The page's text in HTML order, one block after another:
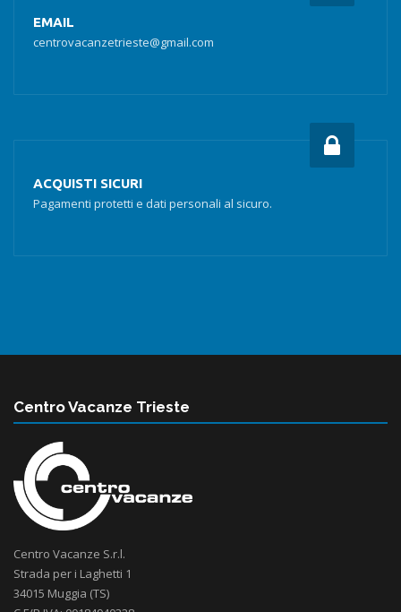
EMAIL
centrovacanzetrieste@gmail.com
ACQUISTI SICURI
Pagamenti protetti e dati personali al sicuro.
Centro Vacanze Trieste
Centro Vacanze S.r.l.
Strada per i Laghetti 1
34015 Muggia (TS)